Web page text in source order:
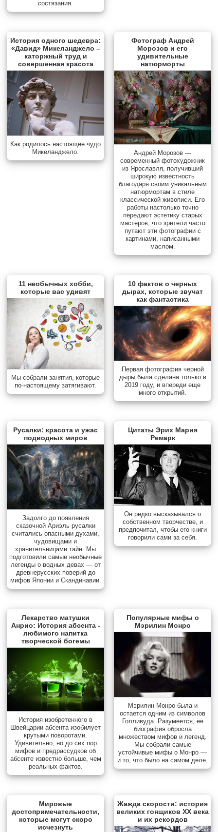
состязания.
История одного шедевра:
«Давид» Микеланджело –
каторжный труд и
совершенная красота
Как родилось настоящее чудо
Микеланджело.
Фотограф Андрей
Морозов и его
удивительные
натюрморты
Андрей Морозов —
современный фотохудожник
из Ярославля, получивший
широкую известность
благодаря своим уникальным
натюрмортам в стиле
классической живописи. Его
работы настолько точно
передают эстетику старых
мастеров, что зрители часто
путают эти фотографии с
картинами, написанными
маслом.
11 необычных хобби,
которые вас удивят
Мы собрали занятия, которые
по-настоящему затягивают.
10 фактов о черных
дырах, которые звучат
как фантастика
Первая фотография черной
дыры была сделана только в
2019 году, и впереди еще
много открытий.
Русалки: красота и ужас
подводных миров
Задолго до появления
сказочной Ариэль русалки
считались опасными духами,
чудовищами и
хранительницами тайн. Мы
подготовили самые необычные
легенды о водных девах — от
древнерусских поверий до
мифов Японии и Скандинавии.
Цитаты Эрих Мария
Ремарк
Он редко высказывался о
собственном творчестве, и
предпочитал, чтобы его книги
говорили сами за себя.
Лекарство матушки
Анрио: История абсента -
любимого напитка
творческой богемы
История изобретенного в
Швейцарии абсента изобилует
крутыми поворотами.
Удивительно, но до сих пор
мифов и предрассудков об
абсенте известно больше, чем
реальных фактов.
Популярные мифы о
Мэрилин Монро
Мэрилин Монро была и
остается одним из символов
Голливуда. Разумеется, ее
биография обросла
множеством мифов и легенд.
Мы собрали самые
устойчивые мифы о Монро —
и то, что было на самом деле.
Мировые
достопримечательности,
которые могут скоро
исчезнуть
Жажда скорости: история
великих гонщиков XX века
и их рекордов